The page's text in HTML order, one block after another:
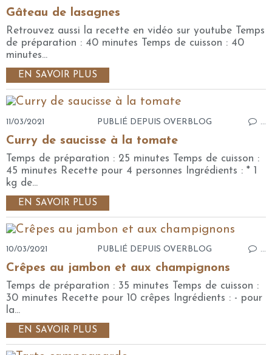
Gâteau de lasagnes
Retrouvez aussi la recette en vidéo sur youtube Temps
de préparation : 40 minutes Temps de cuisson : 40
minutes...
EN SAVOIR PLUS
11/03/2021 PUBLIÉ DEPUIS OVERBLOG …
Curry de saucisse à la tomate
Temps de préparation : 25 minutes Temps de cuisson :
45 minutes Recette pour 4 personnes Ingrédients : * 1
kg de...
EN SAVOIR PLUS
10/03/2021 PUBLIÉ DEPUIS OVERBLOG …
Crêpes au jambon et aux champignons
Temps de préparation : 35 minutes Temps de cuisson :
30 minutes Recette pour 10 crêpes Ingrédients : - pour
la...
EN SAVOIR PLUS